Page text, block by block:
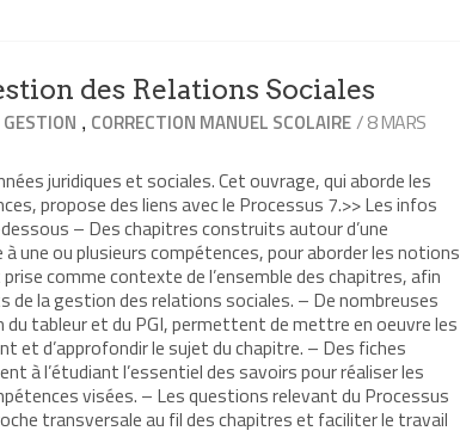
des Relations Sociales
, CORRECTION MANUEL SCOLAIRE/ 8 MARS
juridiques et sociales. Cet ouvrage, qui aborde les
propose des liens avec le Processus 7.>> Les infos
– Des chapitres construits autour d’une
une ou plusieurs compétences, pour aborder les notions
comme contexte de l’ensemble des chapitres, afin
la gestion des relations sociales. – De nombreuses
tableur et du PGI, permettent de mettre en oeuvre les
et d’approfondir le sujet du chapitre. – Des fiches
à l’étudiant l’essentiel des savoirs pour réaliser les
visées. – Les questions relevant du Processus
transversale au fil des chapitres et faciliter le travail